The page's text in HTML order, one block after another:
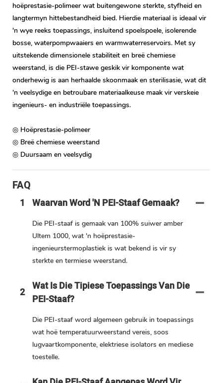
hoëprestasie-polimeer wat buitengewone sterkte, styfheid en
langtermyn hittebestandheid bied. Hierdie materiaal is ideaal vir
'n wye reeks toepassings, insluitend spoelspoele, isolerende
bosse, waterpompwaaiers en warmwaterreservoirs. Met sy
uitstekende dimensionele stabiliteit en breë chemiese
weerstand, is die PEI-stawe geskik vir komponente wat
onderhewig is aan herhaalde skoonmaak en sterilisasie, wat dit
'n veelsydige en betroubare materiaalkeuse maak vir verskeie
ingenieurs- en industriële toepassings.
◎ Hoëprestasie-polimeer
◎ Breë chemiese weerstand
◎ Duursaam en veelsydig
FAQ
1 Waarvan Word 'n PEI-Staaf Gemaak?
Die PEI-staaf is gemaak van 100% suiwer amber
Ultem 1000, wat 'n hoëprestasie-
ingenieurstermoplastiek is wat bekend is vir sy
sterkte en termiese weerstand.
2 Wat Is Die Tipiese Toepassings Van Die
PEI-Staaf?
Die PEI-staaf word algemeen gebruik in toepassings
wat hoë temperatuurweerstand vereis, soos
lugvaartkomponente, elektriese isolators en mediese
toestelle.